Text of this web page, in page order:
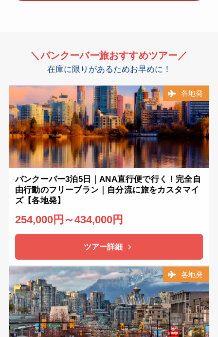
＼バンクーバー旅おすすめツアー／
在庫に限りがあるためお早めに！
各地発
バンクーバー3泊5日｜ANA直行便で行く！完全自
由行動のフリープラン｜自分流に旅をカスタマイ
ズ【各地発】
254,000円～434,000円
ツアー詳細
各地発